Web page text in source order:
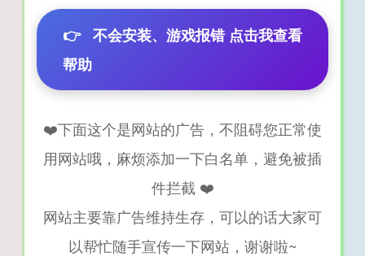
👉 不会安装、游戏报错 点击我查看
帮助
❤️下面这个是网站的广告，不阻碍您正常使
用网站哦，麻烦添加一下白名单，避免被插
件拦截 ❤️
网站主要靠广告维持生存，可以的话大家可
以帮忙随手宣传一下网站，谢谢啦~